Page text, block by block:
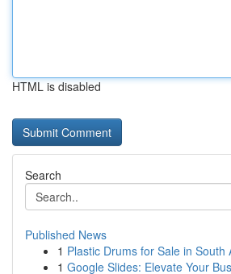
HTML is disabled
Search
Published News
1 Plastic Drums for Sale in South
1 Google Slides: Elevate Your